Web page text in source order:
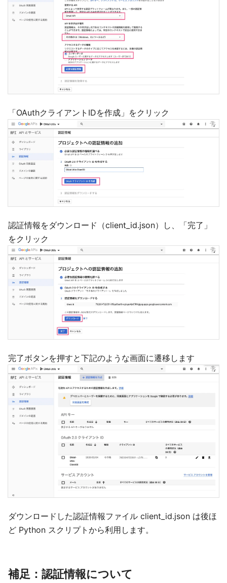
「OAuthクライアントIDを作成」をクリック
認証情報をダウンロード（client_id.json）し、「完了」
をクリック
完了ボタンを押すと下記のような画面に遷移します
ダウンロードした認証情報ファイル client_id.json は後ほ
ど Python スクリプトから利用します。
補足：認証情報について